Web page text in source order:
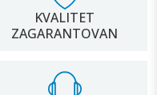
KVALITET
ZAGARANTOVAN